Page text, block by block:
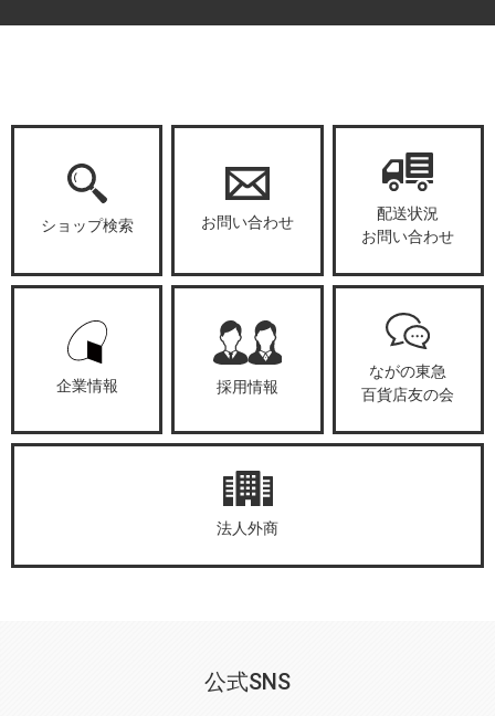
ショップ検索 お問い合わせ
配送状況
お問い合わせ
企業情報 採用情報
ながの東急
百貨店友の会
法人外商
公式SNS